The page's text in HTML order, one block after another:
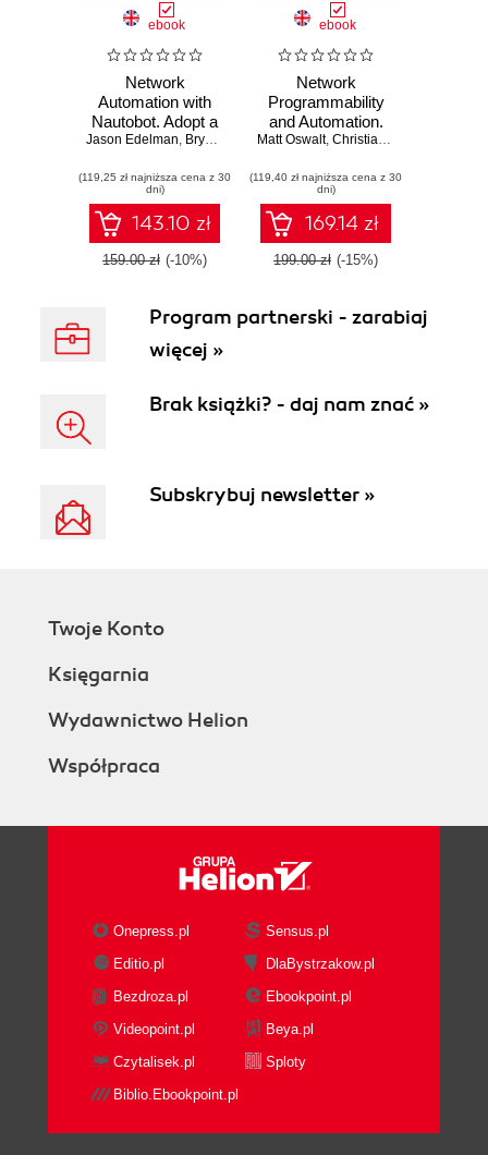
ebook
Network
Automation with
Nautobot. Adopt a
network source of
driven approach to
networking
Jason Edelman, Bryan Culver ,Ken Celenza,Glenn Matthews
(119,25 zł najniższa cena z 30
dni)
143.10 zł
159.00 zł (-10%)
ebook
Network
Programmability
and Automation.
2nd Edition
Matt Oswalt, Christian Adell
(119,40 zł najniższa cena z 30
dni)
169.14 zł
199.00 zł (-15%)
Program partnerski - zarabiaj
więcej »
Brak książki? - daj nam znać »
Subskrybuj newsletter »
Twoje Konto
Księgarnia
Wydawnictwo Helion
Współpraca
Onepress.pl
Sensus.pl
Editio.pl
DlaBystrzakow.pl
Bezdroza.pl
Ebookpoint.pl
Videopoint.pl
Beya.pl
Czytalisek.pl
Sploty
Biblio.Ebookpoint.pl